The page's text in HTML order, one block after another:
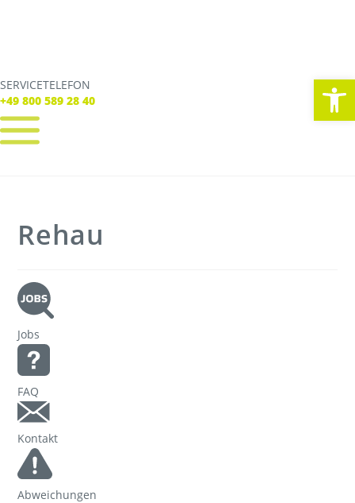
SERVICETELEFON
+49 800 589 28 40
SERVICE TELEFON
+49 800 589 28 40
Tickets
Freizeit
Rehau
Jobs
FAQ
Kontakt
Abweichungen